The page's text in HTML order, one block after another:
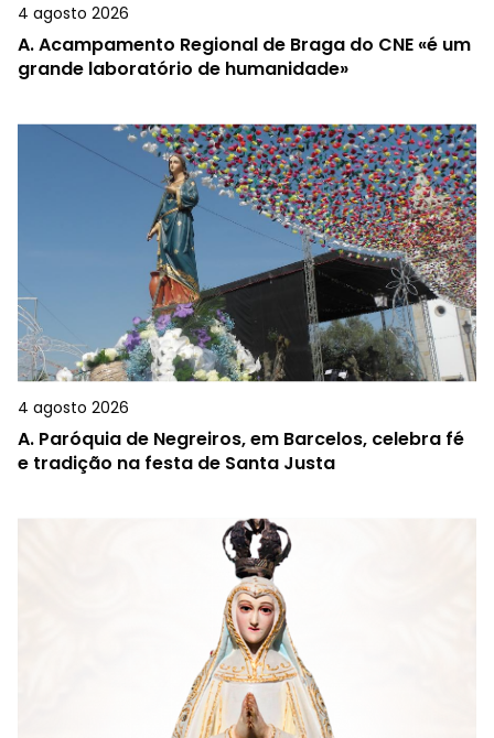
4 agosto 2026
A.Acampamento Regional de Braga do CNE «é um
grande laboratório de humanidade»
4 agosto 2026
A. Paróquia de Negreiros, em Barcelos, celebra fé
e tradição na festa de Santa Justa